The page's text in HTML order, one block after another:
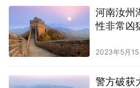
河南汝州
性非常凶
2023年5月15
警方破获